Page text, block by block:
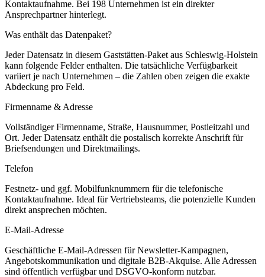
Kontaktaufnahme. Bei 198 Unternehmen ist ein direkter
Ansprechpartner hinterlegt.
Was enthält das Datenpaket?
Jeder Datensatz in diesem Gaststätten-Paket aus Schleswig-Holstein
kann folgende Felder enthalten. Die tatsächliche Verfügbarkeit
variiert je nach Unternehmen – die Zahlen oben zeigen die exakte
Abdeckung pro Feld.
Firmenname & Adresse
Vollständiger Firmenname, Straße, Hausnummer, Postleitzahl und
Ort. Jeder Datensatz enthält die postalisch korrekte Anschrift für
Briefsendungen und Direktmailings.
Telefon
Festnetz- und ggf. Mobilfunknummern für die telefonische
Kontaktaufnahme. Ideal für Vertriebsteams, die potenzielle Kunden
direkt ansprechen möchten.
E-Mail-Adresse
Geschäftliche E-Mail-Adressen für Newsletter-Kampagnen,
Angebotskommunikation und digitale B2B-Akquise. Alle Adressen
sind öffentlich verfügbar und DSGVO-konform nutzbar.